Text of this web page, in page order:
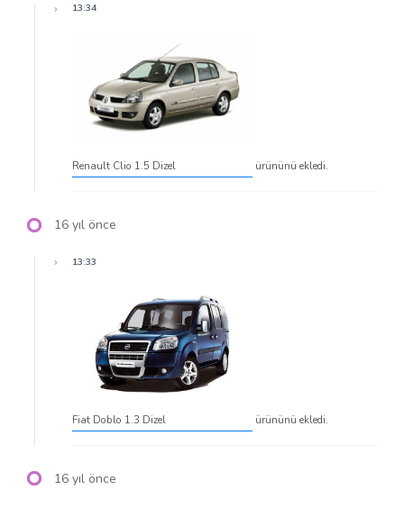
13:34
Renault Clio 1.5 Dizel ürününü ekledi.
16 yıl önce
13:33
Fiat Doblo 1.3 Dizel ürününü ekledi.
16 yıl önce